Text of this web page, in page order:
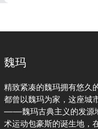
魏玛
精致紧凑的魏玛拥有悠久
都曾以魏玛为家，这座城
——魏玛古典主义的发源
术运动包豪斯的诞生地，